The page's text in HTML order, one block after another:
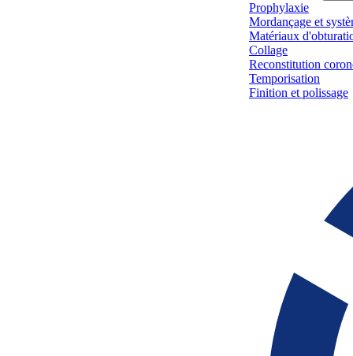
Prophylaxie
Mordançage et
Matériaux
Collage
Reconstitution
Temporisation
Finition et polissage